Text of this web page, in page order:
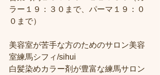
ラー１９：３０まで、パーマ１９：０
０まで）
美容室が苦手な方のためのサロン美容
室練馬シフィ/sihui
白髪染めカラー剤が豊富な練馬サロン